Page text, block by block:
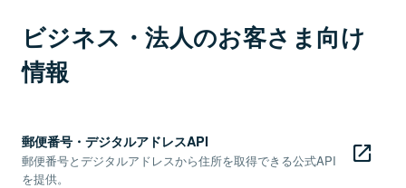
ビジネス・法人のお客さま向け
情報
郵便番号・デジタルアドレスAPI
郵便番号とデジタルアドレスから住所を取得できる公式API
を提供。